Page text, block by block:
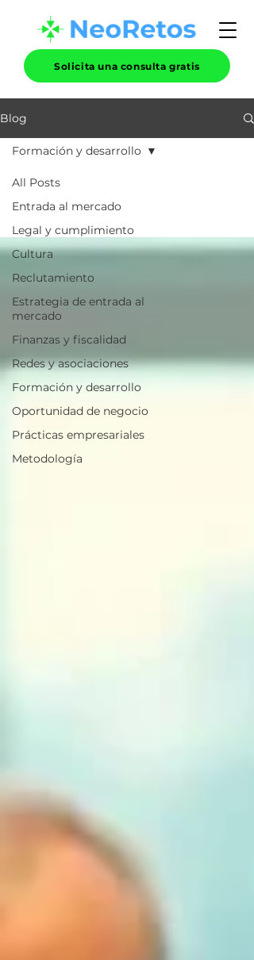
Solicita una consulta gratis
Blog
All Posts
Entrada al mercado
Legal y cumplimiento
Cultura
Reclutamiento
Estrategia de entrada al
mercado
Finanzas y fiscalidad
Redes y asociaciones
Formación y desarrollo
Oportunidad de negocio
Prácticas empresariales
Metodología
Formación y desarrollo